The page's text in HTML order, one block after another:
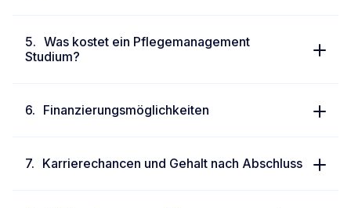
Was kostet ein Pflegemanagement
Studium?
Finanzierungsmöglichkeiten
Karrierechancen und Gehalt nach Abschluss